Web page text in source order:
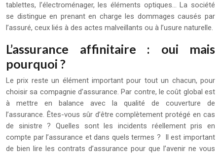
tablettes, l’électroménager, les éléments optiques… La société
se distingue en prenant en charge les dommages causés par
l’assuré, ceux liés à des actes malveillants ou à l’usure naturelle.
L’assurance affinitaire : oui mais
pourquoi ?
Le prix reste un élément important pour tout un chacun, pour
choisir sa compagnie d’assurance. Par contre, le coût global est
à mettre en balance avec la qualité de couverture de
l’assurance. Êtes-vous sûr d’être complètement protégé en cas
de sinistre ? Quelles sont les incidents réellement pris en
compte par l’assurance et dans quels termes ? Il est important
de bien lire les contrats d’assurance pour que l’avenir ne vous